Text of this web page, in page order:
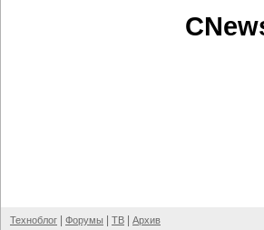
Техноблог Форумы ТВ Архив